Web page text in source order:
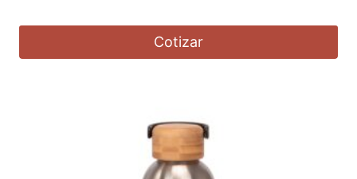
Cotizar